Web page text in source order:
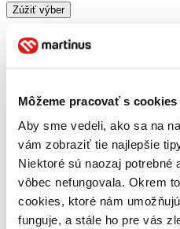
Môžeme pracovať s
Aby sme vedeli, ako sa na
vám zobraziť tie najlepšie
Niektoré sú naozaj potrebné
vôbec nefungovala. Okrem
cookies, ktoré nám
funguje, a stále ho pre vás
Zúžiť výber
Zoradiť
Top hodnotené
Novinky
Najdrahšie
Najvyššia zľava